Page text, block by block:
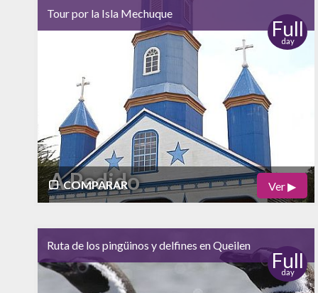
bajo
Vida Nocturna
Tour por la Isla Mechuque
Full
day
A Pedido
COMPARAR
Naturaleza
Ver ▶
Ruta de los pingüinos y delfines en Queilen
Full
day